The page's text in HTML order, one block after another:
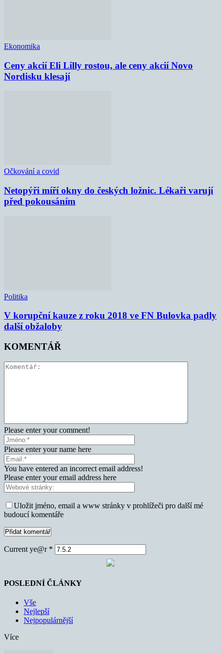
Ekonomika
Ceny akcií Eli Lilly rostou, ale ceny akcií Novo
Nordisku klesají
Očkování a covid
Netopýři míří okny do českých ložnic. Lékaři varují
před pokousáním
Politika
V korupční kauze z roku 2018 ve FN Bulovka padly
další obžaloby
KOMENTÁŘ
Please enter your comment!
Please enter your name here
You have entered an incorrect email address!
Please enter your email address here
Uložit jméno, email a www stránky v prohlížeči pro další mé
budoucí komentáře
Current ye@r *
POSLEDNÍ ČLÁNKY
Vše
Nejlepší
Nejpopulárnější
Více